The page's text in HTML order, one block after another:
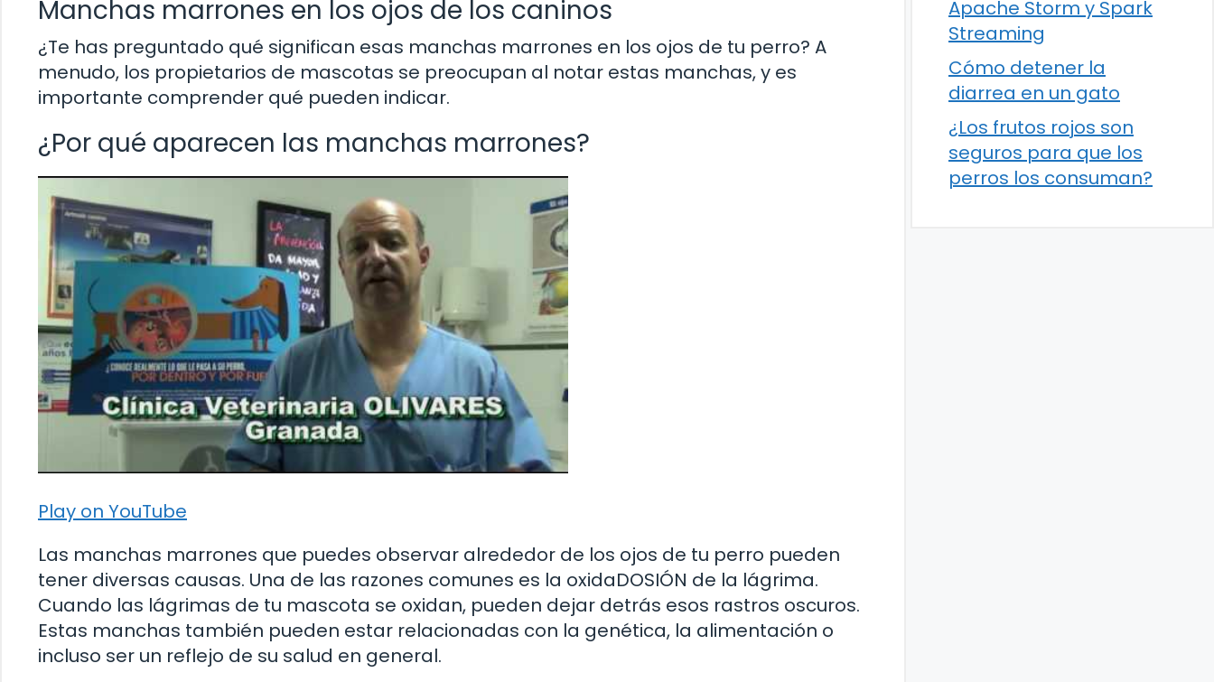
Manchas marrones en los ojos de los caninos
¿Te has preguntado qué significan esas manchas marrones en los ojos de tu perro? A
menudo, los propietarios de mascotas se preocupan al notar estas manchas, y es
importante comprender qué pueden indicar.
¿Por qué aparecen las manchas marrones?
Play on YouTube
Las manchas marrones que puedes observar alrededor de los ojos de tu perro pueden
tener diversas causas. Una de las razones comunes es la oxidaDOSIÓN de la lágrima.
Cuando las lágrimas de tu mascota se oxidan, pueden dejar detrás esos rastros oscuros.
Estas manchas también pueden estar relacionadas con la genética, la alimentación o
incluso ser un reflejo de su salud en general.
Apache Storm y Spark
Streaming
Cómo detener la
diarrea en un gato
¿Los frutos rojos son
seguros para que los
perros los consuman?